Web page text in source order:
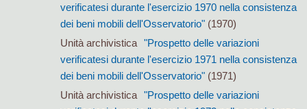
verificatesi durante l'esercizio 1970 nella consistenza
dei beni mobili dell'Osservatorio"(1970)
Unità archivistica
"Prospetto delle variazioni
verificatesi durante l'esercizio 1971 nella consistenza
dei beni mobili dell'Osservatorio"(1971)
Unità archivistica
"Prospetto delle variazioni